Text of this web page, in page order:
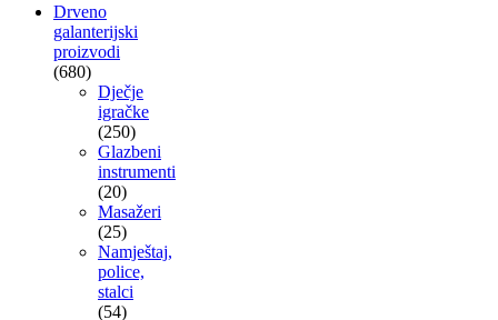
Drveno
galanterijski
proizvodi
(680)
Dječje
igračke
(250)
Glazbeni
instrumenti
(20)
Masažeri
(25)
Namještaj,
police,
stalci
(54)